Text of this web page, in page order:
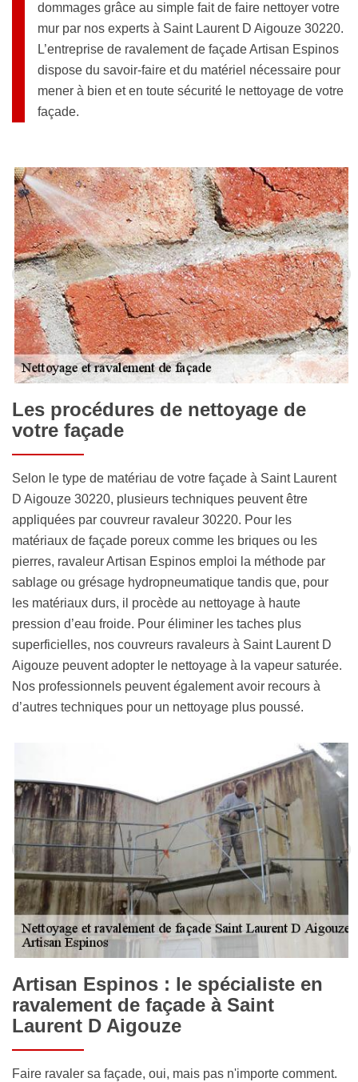
dommages grâce au simple fait de faire nettoyer votre
mur par nos experts à Saint Laurent D Aigouze 30220.
L’entreprise de ravalement de façade Artisan Espinos
dispose du savoir-faire et du matériel nécessaire pour
mener à bien et en toute sécurité le nettoyage de votre
façade.
Les procédures de nettoyage de
votre façade
Selon le type de matériau de votre façade à Saint Laurent
D Aigouze 30220, plusieurs techniques peuvent être
appliquées par couvreur ravaleur 30220. Pour les
matériaux de façade poreux comme les briques ou les
pierres, ravaleur Artisan Espinos emploi la méthode par
sablage ou grésage hydropneumatique tandis que, pour
les matériaux durs, il procède au nettoyage à haute
pression d’eau froide. Pour éliminer les taches plus
superficielles, nos couvreurs ravaleurs à Saint Laurent D
Aigouze peuvent adopter le nettoyage à la vapeur saturée.
Nos professionnels peuvent également avoir recours à
d’autres techniques pour un nettoyage plus poussé.
Artisan Espinos : le spécialiste en
ravalement de façade à Saint
Laurent D Aigouze
Faire ravaler sa façade, oui, mais pas n'importe comment.